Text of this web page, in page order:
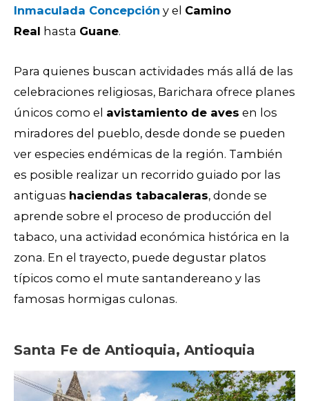
Inmaculada Concepción y el Camino
Real hasta Guane.
Para quienes buscan actividades más allá de las
celebraciones religiosas, Barichara ofrece planes
únicos como el avistamiento de aves en los
miradores del pueblo, desde donde se pueden
ver especies endémicas de la región. También
es posible realizar un recorrido guiado por las
antiguas haciendas tabacaleras, donde se
aprende sobre el proceso de producción del
tabaco, una actividad económica histórica en la
zona. En el trayecto, puede degustar platos
típicos como el mute santandereano y las
famosas hormigas culonas.
Santa Fe de Antioquia, Antioquia